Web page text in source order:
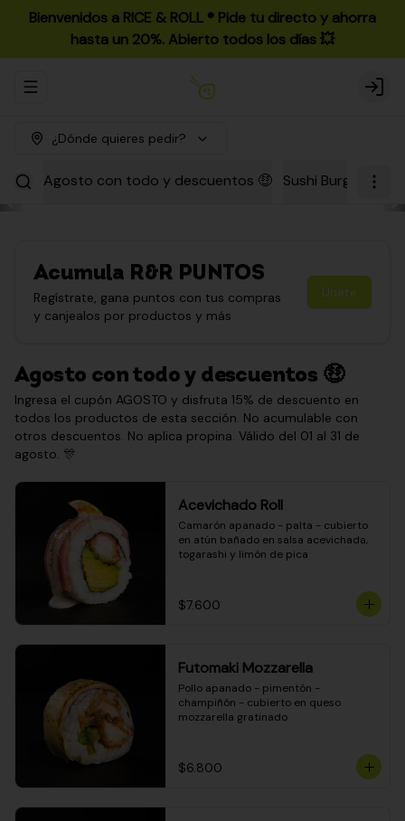
Bienvenidos a RICE & ROLL ®️ Pide tu directo y ahorra
hasta un 20%. Abierto todos los días 💥
Abrir menu de navegación Login
¿Dónde quieres pedir?
Agosto con todo y descuentos 🤑 Sushi Burgers
Acumula R&R PUNTOS
Regístrate, gana puntos con tus compras
y canjealos por productos y más
Únete
Agosto con todo y descuentos 🤑
Ingresa el cupón AGOSTO y disfruta 15% de descuento en
todos los productos de esta sección. No acumulable con
otros descuentos. No aplica propina. Válido del 01 al 31 de
agosto. 🎊
Acevichado Roll
Camarón apanado - palta - cubierto
en atún bañado en salsa acevichada,
togarashi y limón de pica
$7.600
Futomaki Mozzarella
Pollo apanado - pimentón -
champiñón - cubierto en queso
mozzarella gratinado
$6.800